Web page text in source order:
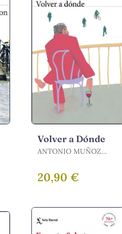
Volver a Dónde
ANTONIO MUÑOZ
20,90 €